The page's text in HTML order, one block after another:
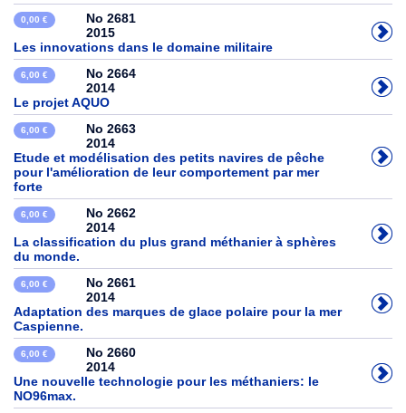
0,00 €
No 2681
2015
Les innovations dans le domaine militaire
6,00 €
No 2664
2014
Le projet AQUO
6,00 €
No 2663
2014
Etude et modélisation des petits navires de pêche
pour l'amélioration de leur comportement par mer
forte
6,00 €
No 2662
2014
La classification du plus grand méthanier à sphères
du monde.
6,00 €
No 2661
2014
Adaptation des marques de glace polaire pour la mer
Caspienne.
6,00 €
No 2660
2014
Une nouvelle technologie pour les méthaniers: le
NO96max.